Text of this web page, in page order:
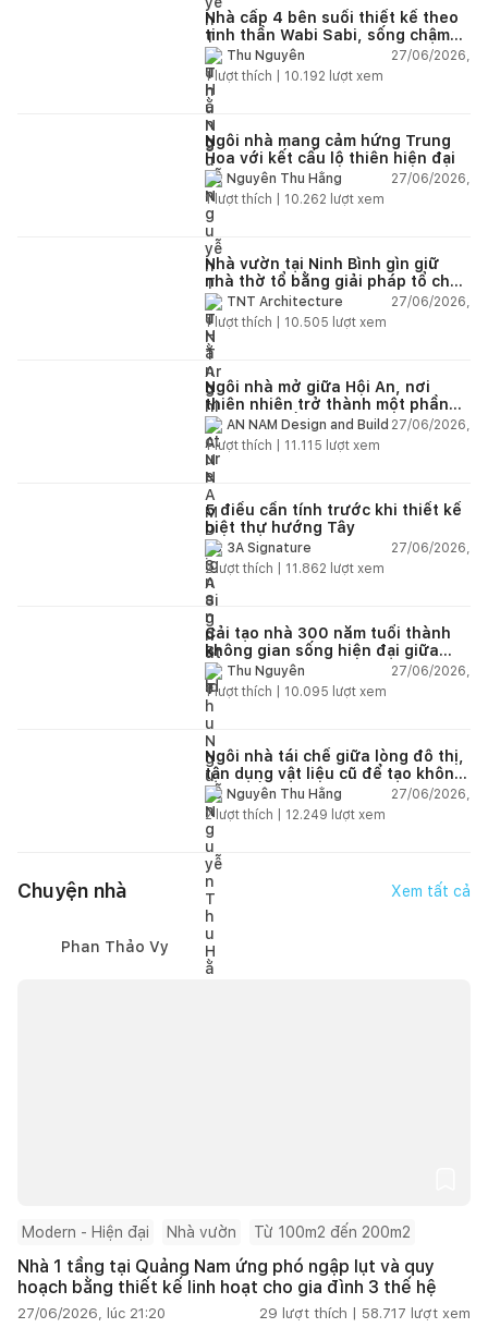
Nhà cấp 4 bên suối thiết kế theo
tinh thần Wabi Sabi, sống chậm
giữa thiên nhiên
Thu Nguyễn
27/06/2026,
1lượt thích | 10.192 lượt xem
Ngôi nhà mang cảm hứng Trung
Hoa với kết cấu lộ thiên hiện đại
Nguyễn Thu Hằng
27/06/2026,
1lượt thích | 10.262 lượt xem
Nhà vườn tại Ninh Bình gìn giữ
nhà thờ tổ bằng giải pháp tổ chức
lại không gian
TNT Architecture
27/06/2026,
1lượt thích | 10.505 lượt xem
Ngôi nhà mở giữa Hội An, nơi
thiên nhiên trở thành một phần
của cuộc sống
AN NAM Design and Build 27/06/2026,
1lượt thích | 11.115 lượt xem
5 điều cần tính trước khi thiết kế
biệt thự hướng Tây
3A Signature
27/06/2026,
2lượt thích | 11.862 lượt xem
Cải tạo nhà 300 năm tuổi thành
không gian sống hiện đại giữa
thiên nhiên
Thu Nguyễn
27/06/2026,
1lượt thích | 10.095 lượt xem
Ngôi nhà tái chế giữa lòng đô thị,
tận dụng vật liệu cũ để tạo không
gian sống linh hoạt
Nguyễn Thu Hằng
27/06/2026,
2lượt thích | 12.249 lượt xem
Chuyện nhà Xem tất cả
Phan Thảo Vy
Modern - Hiện đại Nhà vườn Từ 100m2 đến 200m2
Nhà 1 tầng tại Quảng Nam ứng phó ngập lụt và quy
hoạch bằng thiết kế linh hoạt cho gia đình 3 thế hệ
27/06/2026, lúc 21:20 29 lượt thích | 58.717 lượt xem